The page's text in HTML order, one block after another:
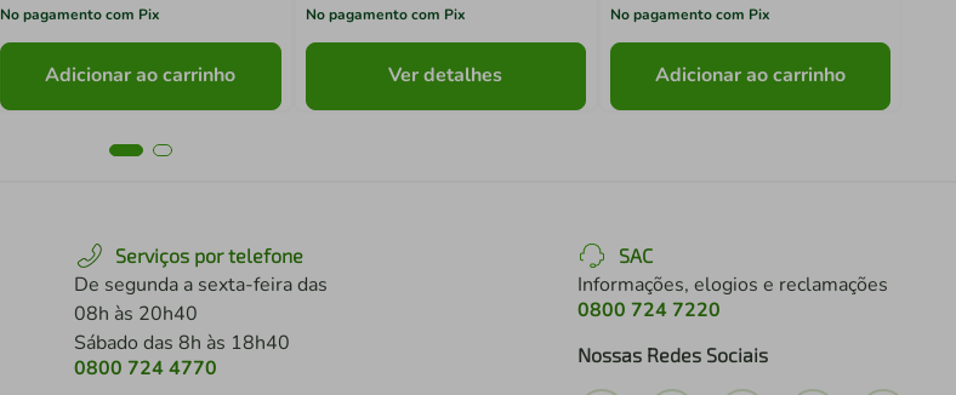
No pagamento com Pix
Adicionar ao carrinho
No pagamento com Pix
Ver detalhes
No pagamento com Pix
Adicionar ao carrinho
Serviços por telefone
De segunda a sexta-feira das
08h às 20h40
Sábado das 8h às 18h40
0800 724 4770
SAC
Informações, elogios e reclamações
0800 724 7220
Nossas Redes Sociais